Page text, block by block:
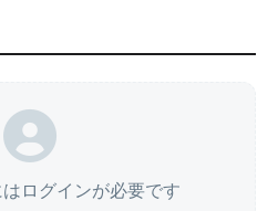
ログインが必要です